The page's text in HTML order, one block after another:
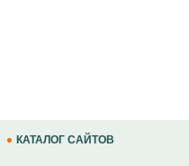
КАТАЛОГ САЙТОВ